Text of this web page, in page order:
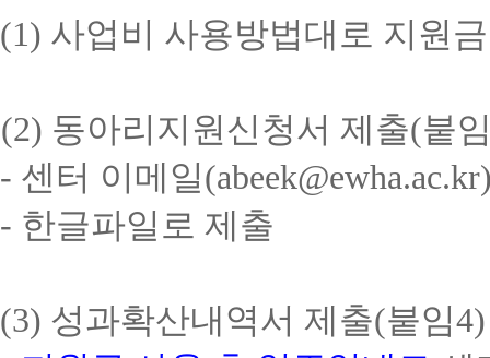
(1) 사업비 사용방법대로 지원
(2) 동아리지원신청서 제출(붙
- 센터 이메일
- 한글파일로 제출
(3) 성과확산내역서 제출(붙임4)